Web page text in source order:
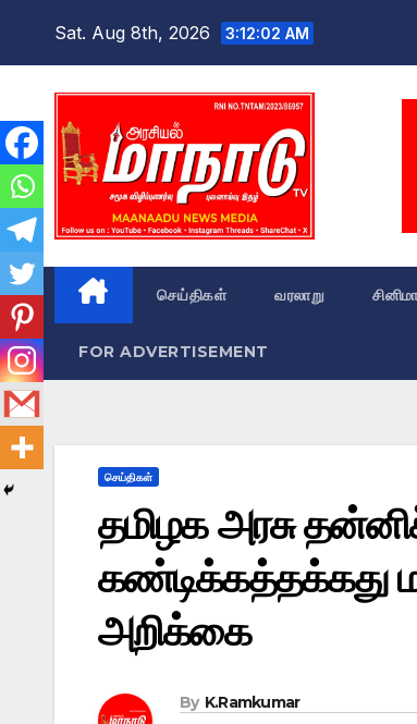
Sat. Aug 8th, 2026 3:12:03 AM
செய்திகள் வரலாறு
FOR ADVERTISEMENT
செய்திகள்
தமிழக அரசு
கண்டிக்கத்தக்கது
அறிக்கை
By K.Ramkumar